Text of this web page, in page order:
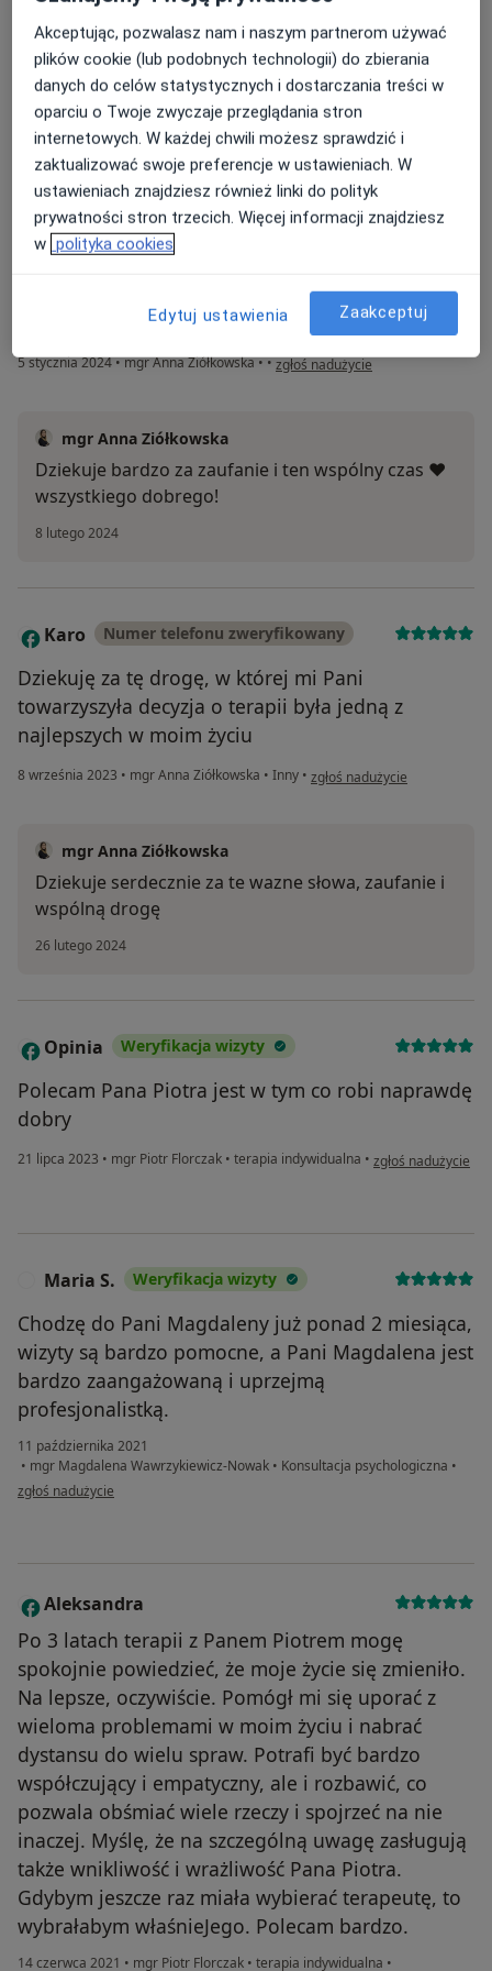
Moja terapie trwala 4 lata, wiem ze to może
odstraszać ale jednoczesnie byla to najlepsza
decyzja jaka podjelam w zyciu. Podczas jej
trwania wyszlam z toksycznego zwiazku,
przeorganizowalam i zrozumiałam relacje z
rodzicami i wyszlam za mąż. Kiedy trafilam do
Pani Anny mialam problem ze wstaniem z łózka,
bylam nieszczesliwa. Zaryzykowalabym
zrozumienie, ogromną wiedzę, empatię, humor i
miłość, ktora mnie Pani obdarzyła - dziękuję.
5 stycznia 2024•mgr Anna Ziółkowska••w opinii użytkownika Jaga
zgłoś nadużycie
mgr Anna Ziółkowska
Dziekuje bardzo za zaufanie i ten wspólny czas ❤️
wszystkiego dobrego!
8 lutego 2024
K Karo Numer telefonu zweryfikowany
Dziekuję za tę drogę, w której mi Pani
towarzyszyła decyzja o terapii była jedną z
najlepszych w moim życiu
8 września 2023 • mgr Anna Ziółkowska • Inny • w opinii użytkownika Karo
zgłoś nadużycie
mgr Anna Ziółkowska
Dziekuje serdecznie za te wazne słowa, zaufanie i
wspólną drogę
26 lutego 2024
O Opinia Weryfikacja wizyty
Polecam Pana Piotra jest w tym co robi naprawdę
dobry
21 lipca 2023 • mgr Piotr Florczak • terapia indywidualna • w opinii
zgłoś nadużycie
Maria S. Weryfikacja wizyty
Chodzę do Pani Magdaleny już ponad 2 miesiąca,
wizyty są bardzo pomocne, a Pani Magdalena jest
bardzo zaangażowaną i uprzejmą
profesjonalistką.
11 października 2021
• mgr Magdalena Wawrzykiewicz-Nowak • Konsultacja psychologiczna •
w opinii użytkownika Maria S.
zgłoś nadużycie
A Aleksandra
Po 3 latach terapii z Panem Piotrem mogę
spokojnie powiedzieć, że moje życie się zmieniło.
Na lepsze, oczywiście. Pomógł mi się uporać z
wieloma problemami w moim życiu i nabrać
dystansu do wielu spraw. Potrafi być bardzo
współczujący i empatyczny, ale i rozbawić, co
pozwala obśmiać wiele rzeczy i spojrzeć na nie
inaczej. Myślę, że na szczególną uwagę zasługują
także wnikliwość i wrażliwość Pana Piotra.
Gdybym jeszcze raz miała wybierać terapeutę, to
wybrałabym właśnieJego. Polecam bardzo.
14 czerwca 2021 • mgr Piotr Florczak • terapia indywidualna •
Akceptując, pozwalasz nam i naszym partnerom używać
plików cookie (lub podobnych technologii) do zbierania
danych do celów statystycznych i dostarczania treści w
oparciu o Twoje zwyczaje przeglądania stron
internetowych. W każdej chwili możesz sprawdzić i
zaktualizować swoje preferencje w ustawieniach. W
ustawieniach znajdziesz również linki do polityk
prywatności stron trzecich. Więcej informacji znajdziesz
w polityka cookies
Edytuj ustawienia Zaakceptuj